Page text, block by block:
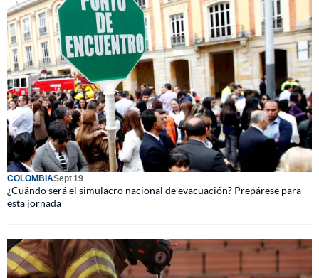
COLOMBIASept 19
¿Cuándo será el simulacro nacional de evacuación? Prepárese para
esta jornada